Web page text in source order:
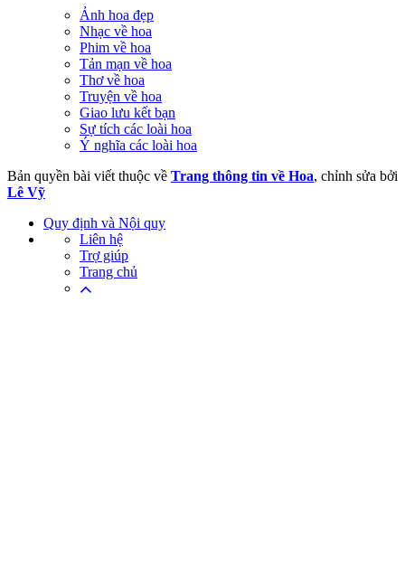
Ảnh hoa đẹp
Nhạc về hoa
Phim về hoa
Tản mạn về hoa
Thơ về hoa
Truyện về hoa
Giao lưu kết bạn
Sự tích các loài hoa
Ý nghĩa các loài hoa
Bản quyền bài viết thuộc về Trang thông tin về Hoa, chỉnh sửa bởi
Lê Vỹ
Quy định và Nội quy
Liên hệ
Trợ giúp
Trang chủ